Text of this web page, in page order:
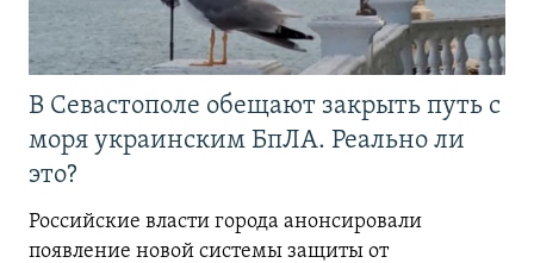
В Севастополе обещают закрыть путь с
моря украинским БпЛА. Реально ли
это?
Российские власти города анонсировали
появление новой системы защиты от